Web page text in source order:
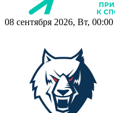
08 сентября 2026, Вт, 00:00